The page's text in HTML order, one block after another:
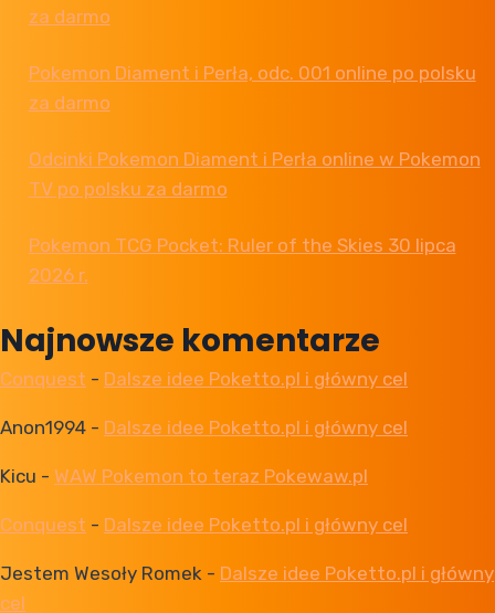
za darmo
Pokemon Diament i Perła, odc. 001 online po polsku
za darmo
Odcinki Pokemon Diament i Perła online w Pokemon
TV po polsku za darmo
Pokemon TCG Pocket: Ruler of the Skies 30 lipca
2026 r.
Najnowsze komentarze
Conquest - Dalsze idee Poketto.pl i główny cel
Anon1994 - Dalsze idee Poketto.pl i główny cel
Kicu - WAW Pokemon to teraz Pokewaw.pl
Conquest - Dalsze idee Poketto.pl i główny cel
Jestem Wesoły Romek - Dalsze idee Poketto.pl i główny
cel